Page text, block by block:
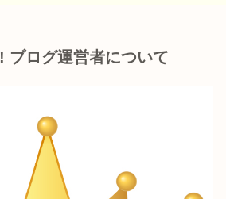
ブログ運営者について